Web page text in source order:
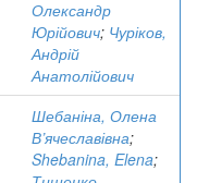
Олександр
Юрійович; Чуріков,
Андрій
Анатолійович
Шебаніна, Олена
В’ячеславівна;
Shebanina, Elena;